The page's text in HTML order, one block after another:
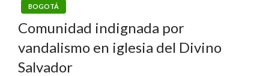
BOGOTÁ
Comunidad indignada por
vandalismo en iglesia del Divino
Salvador